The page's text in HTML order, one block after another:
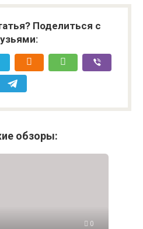
Поделиться с
обзоры:
0